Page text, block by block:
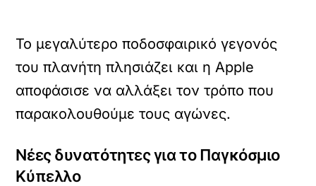
Το μεγαλύτερο ποδοσφαιρικό γεγονός
του πλανήτη πλησιάζει και η Apple
αποφάσισε να αλλάξει τον τρόπο που
παρακολουθούμε τους αγώνες.
Νέες δυνατότητες για το Παγκόσμιο
Κύπελλο